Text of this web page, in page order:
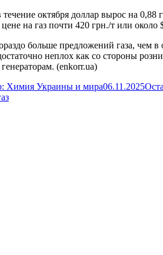
октября доллар вырос на 0,88
на газ почти 420 грн./т или около
больше предложений газа, чем
неплох как со стороны
(enkorr.ua)
Химия Украины и мира06.11.2025